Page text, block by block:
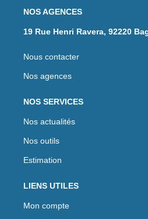
NOS AGENCES
19 Rue Henri Ravera, 92220
Nous contacter
Nos agences
NOS SERVICES
Nos actualités
Nos outils
Estimation
LIENS UTILES
Mon compte